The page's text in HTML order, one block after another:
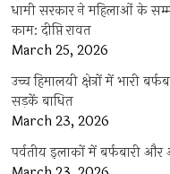
धामी सरकार ने महिलाओं के
काम: दीप्ति रावत
March 25, 2026
उच्च हिमालयी क्षेत्रों में भारी
सड़कें बाधित
March 23, 2026
पर्वतीय इलाकों में बर्फबारी